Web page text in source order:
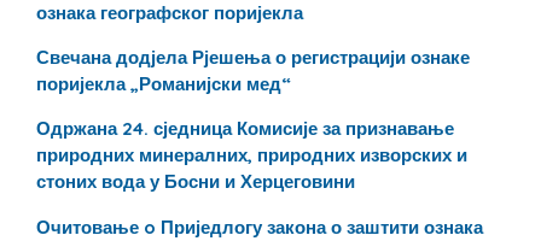
ознака географског поријекла
Свечана додјела Рјешења о регистрацији ознаке
поријекла „Романијски мед“
Одржана 24. сједница Комисије за признавање
природних минералних, природних изворских и
стоних вода у Босни и Херцеговини
Очитовање o Приједлогу закона о заштити ознака